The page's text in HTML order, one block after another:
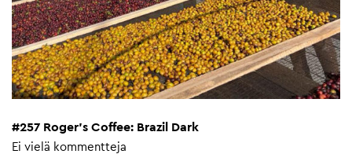
#257 Roger’s Coffee: Brazil Dark
Ei vielä kommentteja